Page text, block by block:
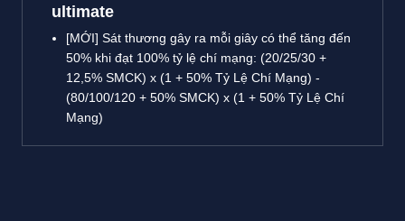
ultimate
[MỚI] Sát thương gây ra mỗi giây có thể tăng đến
50% khi đạt 100% tỷ lệ chí mạng: (20/25/30 +
12,5% SMCK) x (1 + 50% Tỷ Lệ Chí Mạng) -
(80/100/120 + 50% SMCK) x (1 + 50% Tỷ Lệ Chí
Mạng)